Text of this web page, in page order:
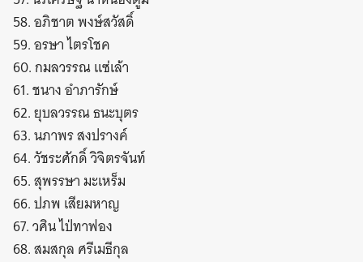
58. อภิชาต พงษ์สวัสดิ์
59. อรษา ไตรโชค
60. กมลวรรณ แซ่เล้า
61. ชนาง อำภารักษ์
62. ยุบลวรรณ ธนะบุตร
63. นภาพร สงปรางค์
64. วัชระศักดิ์ วิจิตรจันท์
65. สุพรรษา มะเหร็ม
66. ปภพ เสียมหาญ
67. วศิน ไป่ทาฟอง
68. สมสกุล ศรีเมธีกุล